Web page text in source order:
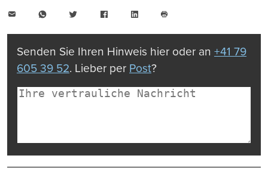
WhatsAppTwitter FacebookLinkedIn
drucken
Senden Sie Ihren Hinweis hier oder an +41 79
605 39 52. Lieber per Post?